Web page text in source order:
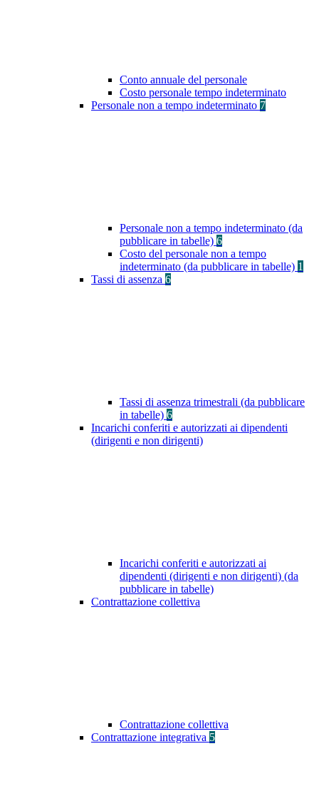
Conto annuale del personale
Costo personale tempo indeterminato
Personale non a tempo indeterminato 7
Personale non a tempo indeterminato (da
pubblicare in tabelle) 6
Costo del personale non a tempo
indeterminato (da pubblicare in tabelle) 1
Tassi di assenza 6
Tassi di assenza trimestrali (da pubblicare
in tabelle) 6
Incarichi conferiti e autorizzati ai dipendenti
(dirigenti e non dirigenti)
Incarichi conferiti e autorizzati ai
dipendenti (dirigenti e non dirigenti) (da
pubblicare in tabelle)
Contrattazione collettiva
Contrattazione collettiva
Contrattazione integrativa 5